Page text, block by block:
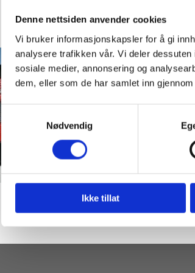
Denne nettsiden anvender cookies
Vi bruker informasjonskapsler for å gi
analysere trafikken vår. Vi deler
sosiale medier, annonsering og
dem, eller som de har samlet inn
Samtykkevalg
Nødvendig
Ikke tillat
W402 MOB VHF
W402 VHF Mottager
sender i henhold til
Når W400 eller en